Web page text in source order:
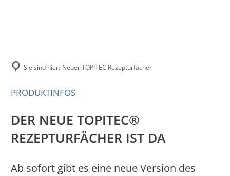
Sie sind hier: Neuer TOPITEC Rezepturfächer
PRODUKTINFOS
DER NEUE TOPITEC®
REZEPTURFÄCHER IST DA
Ab sofort gibt es eine neue Version des